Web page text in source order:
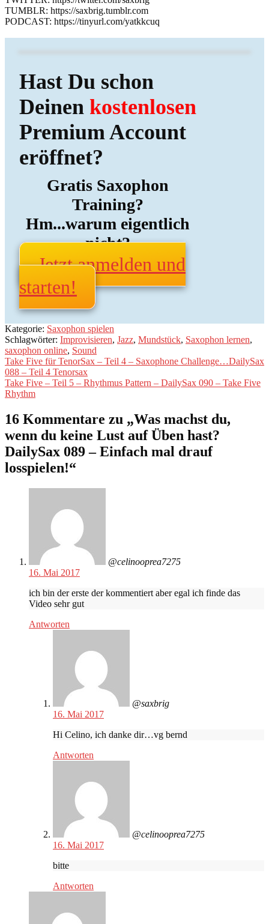
TUMBLR: https://saxbrig.tumblr.com
PODCAST: https://tinyurl.com/yatkkcuq
Hast Du schon
Deinen kostenlosen
Premium Account
eröffnet?
Gratis Saxophon
Training?
Hm...warum eigentlich
nicht?
Jetzt anmelden und
starten!
Kategorie: Saxophon spielen
Schlagwörter: Improvisieren, Jazz, Mundstück, Saxophon lernen,
saxophon online, Sound
Beitragsnavigation
Vorheriger
Beitrag:
Take Five für TenorSax – Teil 4 – Saxophone Challenge…DailySax
088 – Teil 4 Tenorsax
Nächster
Beitrag:
Take Five – Teil 5 – Rhythmus Pattern – DailySax 090 – Take Five
Rhythm
16 Kommentare zu „Was machst du,
wenn du keine Lust auf Üben hast?
DailySax 089 – Einfach mal drauf
losspielen!“
@celinooprea7275
16. Mai 2017
ich bin der erste der kommentiert aber egal ich finde das
Video sehr gut
Antworten
@saxbrig
16. Mai 2017
Hi Celino, ich danke dir…vg bernd
Antworten
@celinooprea7275
16. Mai 2017
bitte
Antworten